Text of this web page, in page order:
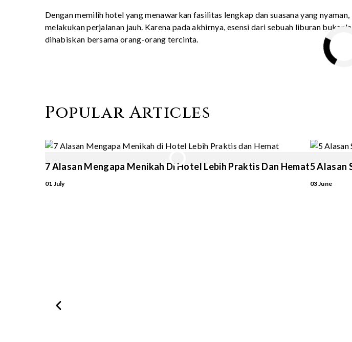
Dengan memilih hotel yang menawarkan fasilitas lengkap dan suasana yang
melakukan perjalanan jauh. Karena pada akhirnya, esensi dari sebuah liburan
dihabiskan bersama orang-orang tercinta.
Popular Articles
7 Alasan Mengapa Menikah Di Hotel Lebih Praktis Dan Hemat
01 July
5 Alasan
03 June